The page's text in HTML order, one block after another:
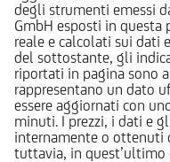
degli strumenti emessi
GmbH esposti in
reale e calcolati sui dati
del sottostante, gli
riportati in pagina sono
rappresentano un dato
essere aggiornati con
minuti. I prezzi, i dati e
internamente o ottenuti
tuttavia, in